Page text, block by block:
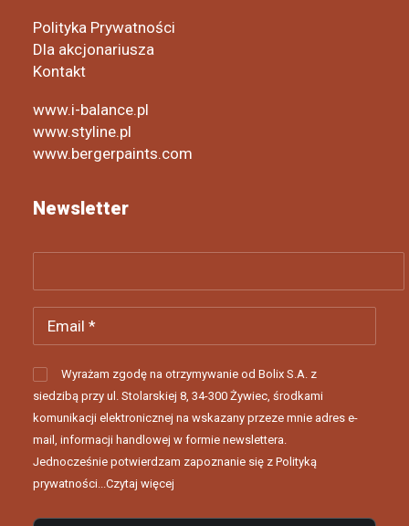
Polityka Prywatności
Dla akcjonariusza
Kontakt
www.i-balance.pl
www.styline.pl
www.bergerpaints.com
Newsletter
Wyrażam zgodę na otrzymywanie od Bolix S.A. z
siedzibą przy ul. Stolarskiej 8, 34-300 Żywiec, środkami
komunikacji elektronicznej na wskazany przeze mnie adres e-
mail, informacji handlowej w formie newslettera.
Jednocześnie potwierdzam zapoznanie się z Polityką
prywatności...Czytaj więcej